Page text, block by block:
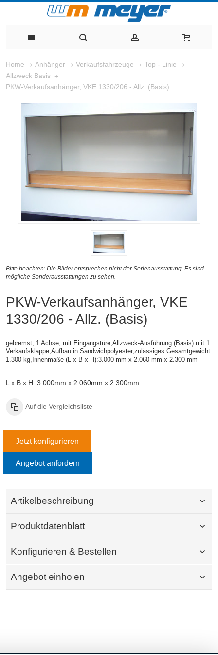
Home Anhänger Verkaufsfahrzeuge
Top - Linie
Allzweck Basis
PKW-Verkaufsanhänger, VKE 1330/206 - Allz. (Basis)
Bitte beachten: Die Bilder entsprechen nicht der Serienausstattung. Es sind
mögliche Sonderausstattungen zu sehen.
PKW-Verkaufsanhänger, VKE
1330/206 - Allz. (Basis)
gebremst, 1 Achse, mit Eingangstüre,Allzweck-Ausführung (Basis) mit 1
Verkaufsklappe,Aufbau in Sandwichpolyester,zulässiges Gesamtgewicht:
1.300 kg, Innenmaße (L x B x H):3.000 mm x 2.060 mm x 2.300 mm
L x B x H: 3.000mm x 2.060mm x 2.300mm
Auf die Vergleichsliste
Jetzt konfigurieren
Angebot anfordern
Artikelbeschreibung
Produktdatenblatt
Konfigurieren & Bestellen
Angebot einholen